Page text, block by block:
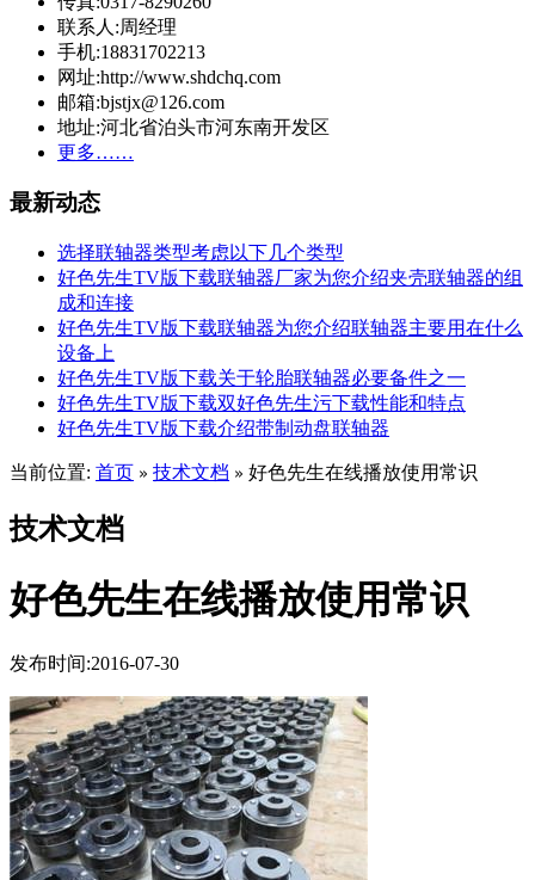
联系人:周经理
手机:18831702213
网址:http://www.shdchq.com
邮箱:bjstjx@126.com
地址:河北省泊头市河东南开发区
更多……
最新动态
选择联轴器类型考虑以下几个类型
好色先生TV版下载联轴器厂家为您介绍夹壳联轴器的组
成和连接
好色先生TV版下载联轴器为您介绍联轴器主要用在什么
设备上
好色先生TV版下载关于轮胎联轴器必要备件之一
好色先生TV版下载双好色先生污下载性能和特点
好色先生TV版下载介绍带制动盘联轴器
当前位置: 首页 » 技术文档 » 好色先生在线播放使用常识
技术文档
好色先生在线播放使用常识
发布时间:2016-07-30